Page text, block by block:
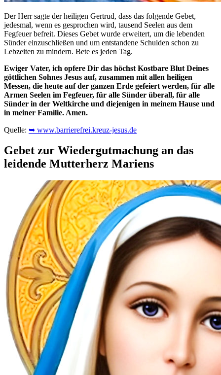
Der Herr sagte der heiligen Gertrud, dass das folgende Gebet,
jedesmal, wenn es gesprochen wird, tausend Seelen aus dem
Fegfeuer befreit. Dieses Gebet wurde erweitert, um die lebenden
Sünder einzuschließen und um entstandene Schulden schon zu
Lebzeiten zu mindern. Bete es jeden Tag.
Ewiger Vater, ich opfere Dir das höchst Kostbare Blut Deines
göttlichen Sohnes Jesus auf, zusammen mit allen heiligen
Messen, die heute auf der ganzen Erde gefeiert werden, für alle
Armen Seelen im Fegfeuer, für alle Sünder überall, für alle
Sünder in der Weltkirche und diejenigen in meinem Hause und
in meiner Familie. Amen.
Quelle: ➥ www.barrierefrei.kreuz-jesus.de
Gebet zur Wiedergutmachung an das
leidende Mutterherz Mariens